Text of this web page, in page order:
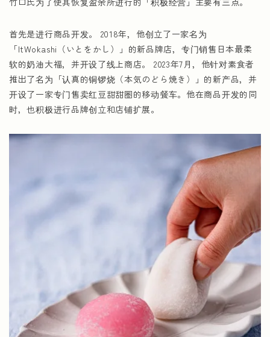
首先是进行商品开发。 2018年，他创立了一家名为
「ItWokashi（いとをかし）」的新品牌店，专门销售日本最柔
软的奶油大福，并开设了线上商店。 2023年7月，他针对素食者
推出了名为「认真的铜锣烧（本気のどら焼き）」的新产品，并
开设了一家专门售卖红豆甜甜圈的移动餐车。他在商品开发的同
时，也积极进行品牌创立和店铺扩展。